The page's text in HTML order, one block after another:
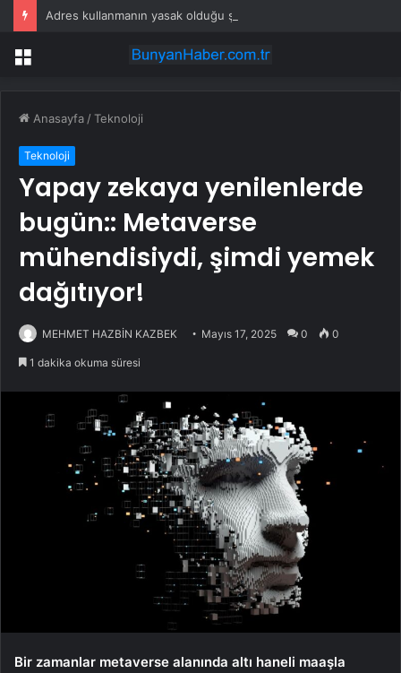
Menü
Anasayfa /Teknoloji
Teknoloji
Yapay zekaya yenilenlerde
bugün:: Metaverse
mühendisiydi, şimdi yemek
dağıtıyor!
MEHMET HAZBİN KAZBEK Mayıs 17, 2025 0 0
1 dakika okuma süresi
Bir zamanlar metaverse alanında altı haneli maaşla